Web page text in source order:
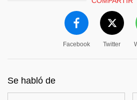
Facebook Twitter
Se habló de